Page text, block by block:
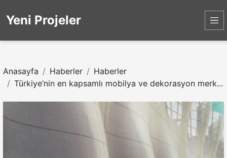
Yeni Projeler
Anasayfa Haberler
Haberler
Türkiye’nin en kapsamlı mobilya ve dekorasyon merk...